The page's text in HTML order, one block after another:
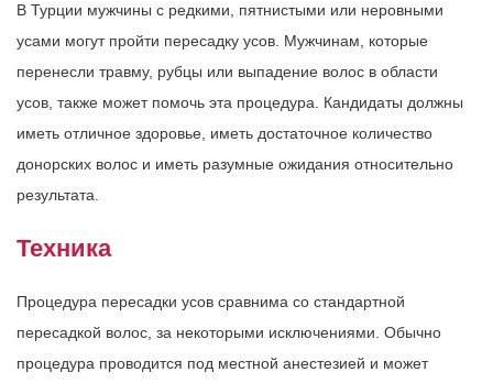
В Турции мужчины с редкими, пятнистыми или неровными
усами могут пройти пересадку усов. Мужчинам, которые
перенесли травму, рубцы или выпадение волос в области
усов, также может помочь эта процедура. Кандидаты должны
иметь отличное здоровье, иметь достаточное количество
донорских волос и иметь разумные ожидания относительно
результата.
Техника
Процедура пересадки усов сравнима со стандартной
пересадкой волос, за некоторыми исключениями. Обычно
процедура проводится под местной анестезией и может